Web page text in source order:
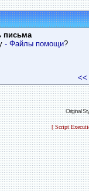
письма
- Файлы помощи?
<<
Original
[ Script